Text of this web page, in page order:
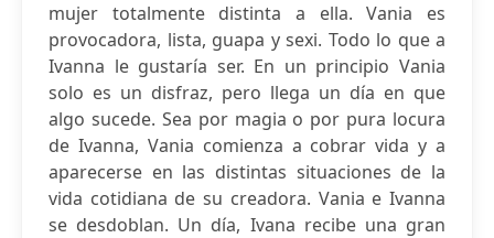
mujer totalmente distinta a ella. Vania es
provocadora, lista, guapa y sexi. Todo lo que a
Ivanna le gustaría ser. En un principio Vania
solo es un disfraz, pero llega un día en que
algo sucede. Sea por magia o por pura locura
de Ivanna, Vania comienza a cobrar vida y a
aparecerse en las distintas situaciones de la
vida cotidiana de su creadora. Vania e Ivanna
se desdoblan. Un día, Ivana recibe una gran